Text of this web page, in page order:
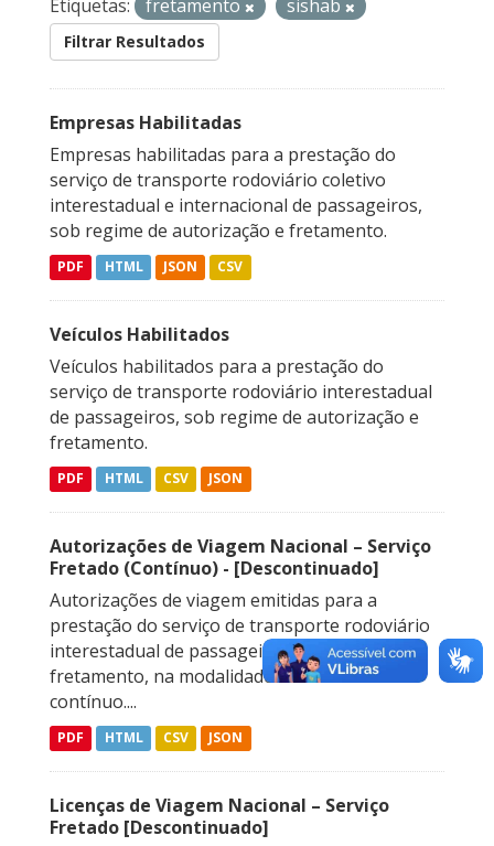
Etiquetas:
fretamento sishab
Filtrar Resultados
Empresas Habilitadas
Empresas habilitadas para a prestação do
serviço de transporte rodoviário coletivo
interestadual e internacional de passageiros,
sob regime de autorização e fretamento.
PDF HTML JSON CSV
Veículos Habilitados
Veículos habilitados para a prestação do
serviço de transporte rodoviário interestadual
de passageiros, sob regime de autorização e
fretamento.
PDF HTML CSV JSON
Autorizações de Viagem Nacional – Serviço
Fretado (Contínuo) - [Descontinuado]
Autorizações de viagem emitidas para a
prestação do serviço de transporte rodoviário
interestadual de passageiros sob regime de
fretamento, na modalidade de fretamento
contínuo....
PDF HTML CSV JSON
Licenças de Viagem Nacional – Serviço
Fretado [Descontinuado]